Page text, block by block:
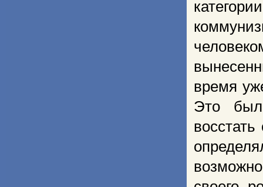
время
Это